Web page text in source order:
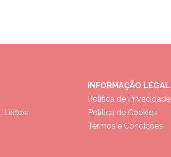
Lisboa
INFORMAÇÃO LEGAL
Política de Privacidade
Política de Cookies
Termos e Condições